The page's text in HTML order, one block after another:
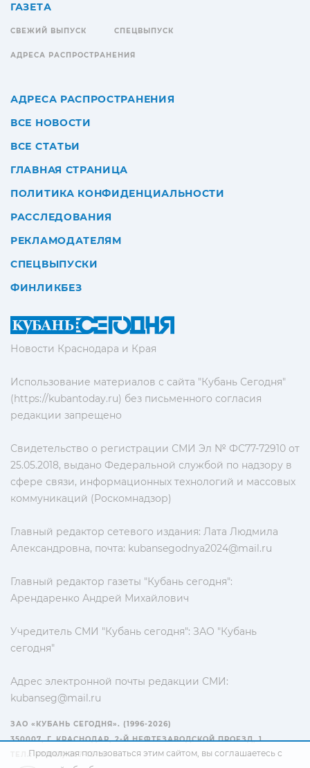
Новости Краснодара и Края
Использование материалов с сайта "Кубань Сегодня"
(https://kubantoday.ru) без письменного согласия
редакции запрещено
Свидетельство о регистрации СМИ Эл № ФС77-72910 от
25.05.2018, выдано Федеральной службой по надзору в
сфере связи, информационных технологий и массовых
коммуникаций (Роскомнадзор)
Главный редактор сетевого издания: Лата Людмила
Александровна, почта: kubansegodnya2024@mail.ru
Главный редактор газеты "Кубань сегодня":
Арендаренко Андрей Михайлович
Учредитель СМИ "Кубань сегодня": ЗАО "Кубань
сегодня"
Адрес электронной почты редакции СМИ:
kubanseg@mail.ru
ГАЗЕТА
СВЕЖИЙ ВЫПУСК СПЕЦВЫПУСК
АДРЕСА РАСПРОСТРАНЕНИЯ
АДРЕСА РАСПРОСТРАНЕНИЯ
ВСЕ НОВОСТИ
ВСЕ СТАТЬИ
ГЛАВНАЯ СТРАНИЦА
ПОЛИТИКА КОНФИДЕНЦИАЛЬНОСТИ
РАССЛЕДОВАНИЯ
РЕКЛАМОДАТЕЛЯМ
СПЕЦВЫПУСКИ
ФИНЛИКБЕЗ
ЗАО «КУБАНЬ СЕГОДНЯ». (1996-2026)
350007, Г. КРАСНОДАР, 2-Й НЕФТЕЗАВОДСКОЙ ПРОЕЗД, 1
ТЕЛ.: +7(861) 267-15-15
Продолжая пользоваться этим сайтом, вы соглашаетесь с